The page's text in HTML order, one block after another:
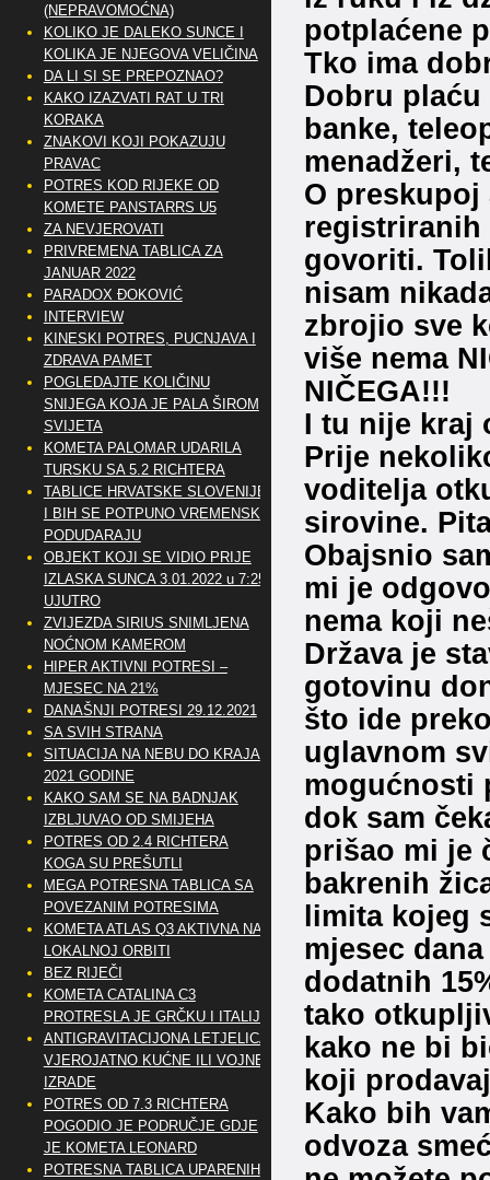
potplaćene
Tko ima
Dobru
banke,
menadžeri,
O
registriranih
govoriti.
nisam
zbrojio sve
više nema
NIČEGA!!!
I tu nije kraj
Prije
voditelja
sirovine.
Obajsnio
mi je
nema koji
Država je
gotovinu
što ide
uglavnom
mogućnosti
dok sam
prišao mi je
bakrenih
limita kojeg
mjesec
dodatnih
tako
kako ne bi
koji
Kako bih
odvoza
(NEPRAVOMOĆNA)
KOLIKO JE DALEKO SUNCE I
KOLIKA JE NJEGOVA VELIČINA
DA LI SI SE PREPOZNAO?
KAKO IZAZVATI RAT U TRI
KORAKA
ZNAKOVI KOJI POKAZUJU
PRAVAC
POTRES KOD RIJEKE OD
KOMETE PANSTARRS U5
ZA NEVJEROVATI
PRIVREMENA TABLICA ZA
JANUAR 2022
PARADOX ĐOKOVIĆ
INTERVIEW
KINESKI POTRES, PUCNJAVA I
ZDRAVA PAMET
POGLEDAJTE KOLIČINU
SNIJEGA KOJA JE PALA ŠIROM
SVIJETA
KOMETA PALOMAR UDARILA
TURSKU SA 5.2 RICHTERA
TABLICE HRVATSKE SLOVENIJE
I BIH SE POTPUNO VREMENSKI
PODUDARAJU
OBJEKT KOJI SE VIDIO PRIJE
IZLASKA SUNCA 3.01.2022 u 7:25
UJUTRO
ZVIJEZDA SIRIUS SNIMLJENA
NOĆNOM KAMEROM
HIPER AKTIVNI POTRESI –
MJESEC NA 21%
DANAŠNJI POTRESI 29.12.2021
SA SVIH STRANA
SITUACIJA NA NEBU DO KRAJA
2021 GODINE
KAKO SAM SE NA BADNJAK
IZBLJUVAO OD SMIJEHA
POTRES OD 2.4 RICHTERA
KOGA SU PREŠUTLI
MEGA POTRESNA TABLICA SA
POVEZANIM POTRESIMA
KOMETA ATLAS Q3 AKTIVNA NA
LOKALNOJ ORBITI
BEZ RIJEČI
KOMETA CATALINA C3
PROTRESLA JE GRČKU I ITALIJU
ANTIGRAVITACIJONA LETJELICA
VJEROJATNO KUĆNE ILI VOJNE
IZRADE
POTRES OD 7.3 RICHTERA
POGODIO JE PODRUČJE GDJE
JE KOMETA LEONARD
POTRESNA TABLICA UPARENIH